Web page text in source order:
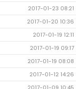
2017-01-23 08:21
2017-01-20 10:36
2017-01-19 12:11
2017-01-19 09:17
2017-01-19 08:08
2017-01-12 14:26